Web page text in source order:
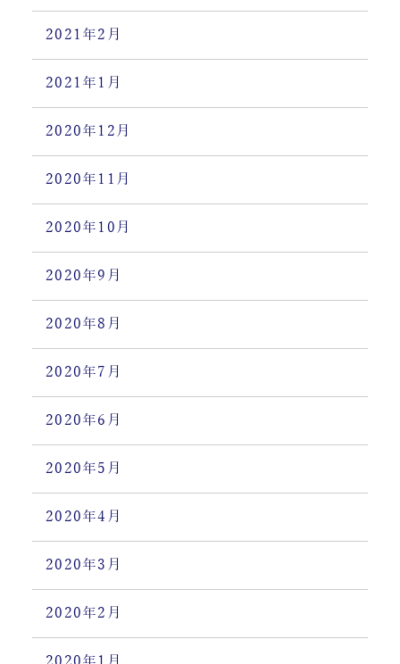
2021年2月
2021年1月
2020年12月
2020年11月
2020年10月
2020年9月
2020年8月
2020年7月
2020年6月
2020年5月
2020年4月
2020年3月
2020年2月